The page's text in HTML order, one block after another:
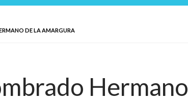
DE LA AMARGURA
Hermano